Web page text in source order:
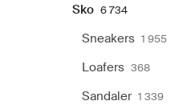
Sko 6 734
Sneakers 1 955
Loafers 368
Sandaler 1 339